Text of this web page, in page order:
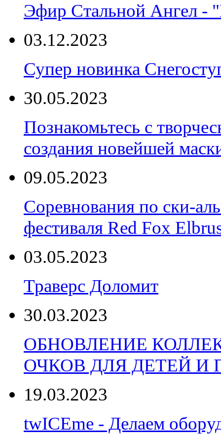
Эфир Стальной Ангел -
03.12.2023
Супер новинка
30.05.2023
Познакомьтесь с
создания новейшей
09.05.2023
Соревнования по ски-
фестиваля Red Fox
03.05.2023
Траверс Доломит
30.03.2023
ОБНОВЛЕНИЕ
ОЧКОВ ДЛЯ ДЕТЕЙ И
19.03.2023
twICEme - Делаем